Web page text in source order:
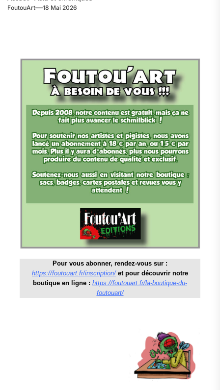
FoutouArt 18 Mai 2026
Pour vous abonner, rendez-vous sur :
https://foutouart.fr/inscription/ et pour découvrir notre
boutique en ligne : https://foutouart.fr/la-boutique-du-
foutouart/